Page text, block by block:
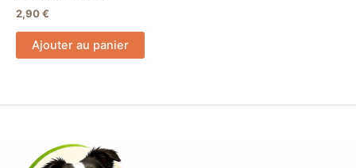
2,90€
Ajouter au panier